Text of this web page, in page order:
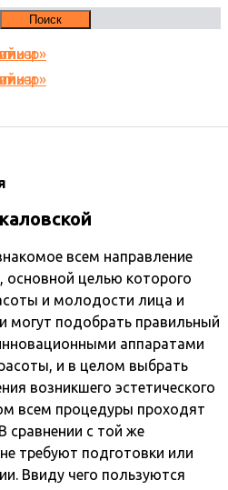
всем направление
основной целью которого
и молодости лица и
могут подобрать правильный
аппаратами
и в целом выбрать
возникшего эстетического
всем процедуры проходят
сравнении с той же
требуют подготовки или
Ввиду чего пользуются